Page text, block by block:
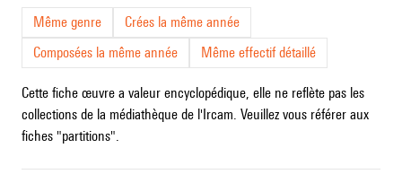
Même genre
Crées la même année
Composées la même année
Même effectif détaillé
Cette fiche œuvre a valeur encyclopédique, elle ne reflète pas les
collections de la médiathèque de l'Ircam. Veuillez vous référer aux
fiches "partitions".